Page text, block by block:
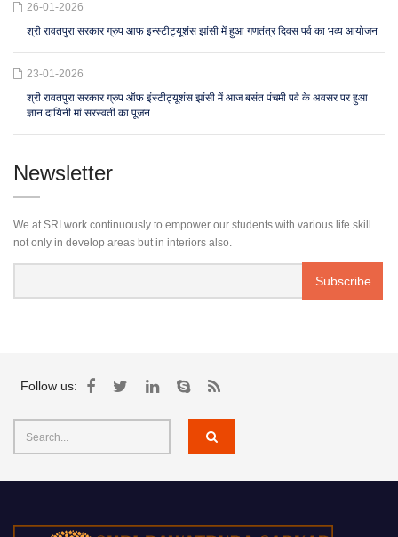
26-01-2026
श्री रावतपुरा सरकार ग्रुप आफ इन्स्टीट्यूशंस झांसी में हुआ गणतंत्र दिवस पर्व का भव्य आयोजन
23-01-2026
श्री रावतपुरा सरकार ग्रुप ऑफ इंस्टीट्यूशंस झांसी में आज बसंत पंचमी पर्व के अवसर पर हुआ
ज्ञान दायिनी मां सरस्वती का पूजन
Newsletter
We at SRI work continuously to empower our students with various life skill
not only in develop areas but in interiors also.
Follow us: